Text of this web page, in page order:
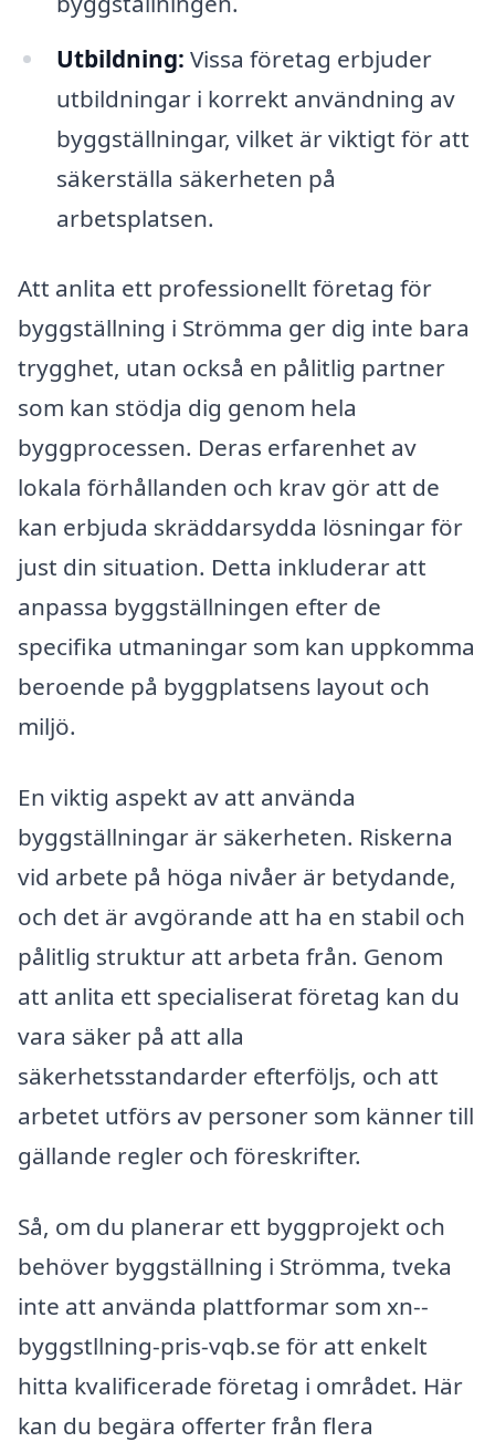
Utbildning: Vissa företag erbjuder
utbildningar i korrekt användning av
byggställningar, vilket är viktigt för att
säkerställa säkerheten på
arbetsplatsen.
Att anlita ett professionellt företag för
byggställning i Strömma ger dig inte bara
trygghet, utan också en pålitlig partner
som kan stödja dig genom hela
byggprocessen. Deras erfarenhet av
lokala förhållanden och krav gör att de
kan erbjuda skräddarsydda lösningar för
just din situation. Detta inkluderar att
anpassa byggställningen efter de
specifika utmaningar som kan uppkomma
beroende på byggplatsens layout och
miljö.
En viktig aspekt av att använda
byggställningar är säkerheten. Riskerna
vid arbete på höga nivåer är betydande,
och det är avgörande att ha en stabil och
pålitlig struktur att arbeta från. Genom
att anlita ett specialiserat företag kan du
vara säker på att alla
säkerhetsstandarder efterföljs, och att
arbetet utförs av personer som känner till
gällande regler och föreskrifter.
Så, om du planerar ett byggprojekt och
behöver byggställning i Strömma, tveka
inte att använda plattformar som xn--
byggstllning-pris-vqb.se för att enkelt
hitta kvalificerade företag i området. Här
kan du begära offerter från flera